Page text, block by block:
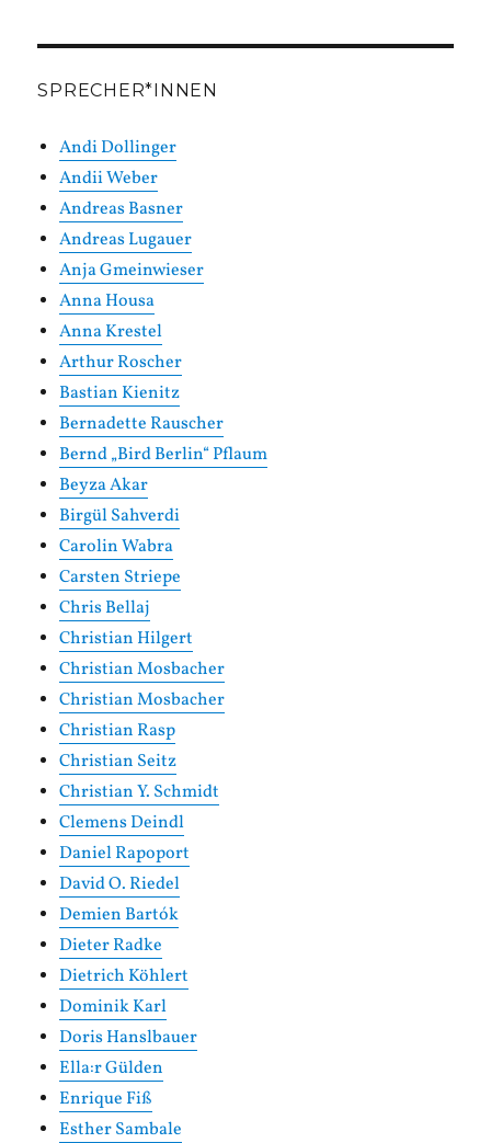
SPRECHER*INNEN
Andi Dollinger
Andii Weber
Andreas Basner
Andreas Lugauer
Anja Gmeinwieser
Anna Housa
Anna Krestel
Arthur Roscher
Bastian Kienitz
Bernadette Rauscher
Bernd „Bird Berlin“ Pflaum
Beyza Akar
Birgül Sahverdi
Carolin Wabra
Carsten Striepe
Chris Bellaj
Christian Hilgert
Christian Mosbacher
Christian Mosbacher
Christian Rasp
Christian Seitz
Christian Y. Schmidt
Clemens Deindl
Daniel Rapoport
David O. Riedel
Demien Bartók
Dieter Radke
Dietrich Köhlert
Dominik Karl
Doris Hanslbauer
Ella:r Gülden
Enrique Fiß
Esther Sambale